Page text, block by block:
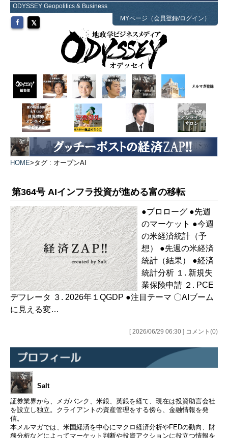
ODYSSEY Geopolitics & Business
MYページ（会員登録/ログイン）
HOME>タグ : オープンAI
第364号 AIインフラ投資が進める富の移転
●プロローグ ●先週
のマーケット ●今週
の米経済統計（予
想） ●先週の米経済
統計（結果） ●経済
統計分析 １. 新規失
業保険申請 ２. PCE
デフレータ ３. 2026年１QGDP ●注目テーマ 〇AIブーム
に見える変…
[ 2026/06/29 06:30 ] コメント(0)
Salt
証券業界から、メガバンク、米銀、英銀を経て、現在は投資助言会社
を設立し独立。クライアントの資産管理をする傍ら、金融情報を発
信。
本メルマガでは、米国経済を中心にマクロ経済分析やFEDの動向、財
務分析などによってマーケット判断や投資アクションに役立つ情報を